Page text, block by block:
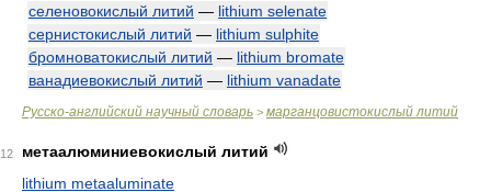
селеновокислый литий — lithium selenate
сернистокислый литий — lithium sulphite
бромноватокислый литий — lithium bromate
ванадиевокислый литий — lithium vanadate
Русско-английский научный словарь > марганцовистокислый литий
12
метаалюминиевокислый литий
lithium metaaluminate